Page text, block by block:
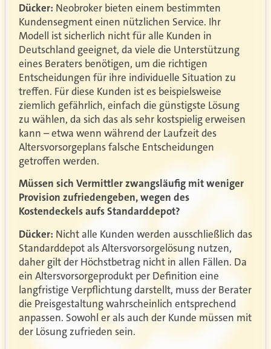
Dücker: Neobroker bieten einem bestimmten
Kundensegment einen nützlichen Service. Ihr
Modell ist sicherlich nicht für alle Kunden in
Deutschland geeignet, da viele die Unterstützung
eines Beraters benötigen, um die richtigen
Entscheidungen für ihre individuelle Situation zu
treffen. Für diese Kunden ist es beispielsweise
ziemlich gefährlich, einfach die günstigste Lösung
zu wählen, da sich das als sehr kostspielig erweisen
kann – etwa wenn während der Laufzeit des
Altersvorsorgeplans falsche Entscheidungen
getroffen werden.
Müssen sich Vermittler zwangsläufig mit weniger
Provision zufriedengeben, wegen des
Kostendeckels aufs Standarddepot?
Dücker: Nicht alle Kunden werden ausschließlich das
Standarddepot als Altersvorsorgelösung nutzen,
daher gilt der Höchstbetrag nicht in allen Fällen. Da
ein Altersvorsorgeprodukt per Definition eine
langfristige Verpflichtung darstellt, muss der Berater
die Preisgestaltung wahrscheinlich entsprechend
anpassen. Sowohl er als auch der Kunde müssen mit
der Lösung zufrieden sein.